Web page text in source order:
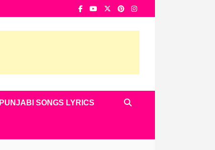
PUNJABI SONGS LYRICS